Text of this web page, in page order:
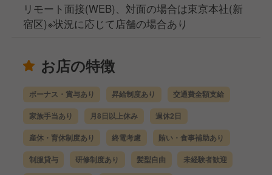
リモート面接(WEB)、対面の場合は東京本社(新
宿区)※状況に応じて店舗の場合あり
お店の特徴
ボーナス・賞与あり 昇給制度あり 交通費全額支給
家族手当あり 月8日以上休み 週休2日
産休・育休制度あり 終電考慮 賄い・食事補助あり
制服貸与 研修制度あり 髪型自由 未経験者歓迎